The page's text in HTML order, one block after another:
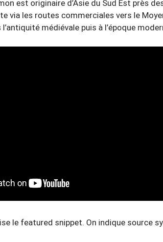
est originaire d’Asie du Sud Est près
via les routes commerciales vers le
médiévale puis à l’époque
le featured snippet. On indique source